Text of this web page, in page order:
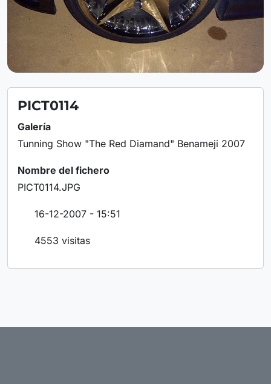
PICT0114
Galería
Tunning Show "The Red Diamand" Benameji 2007
Nombre del fichero
PICT0114.JPG
16-12-2007 - 15:51
4553 visitas